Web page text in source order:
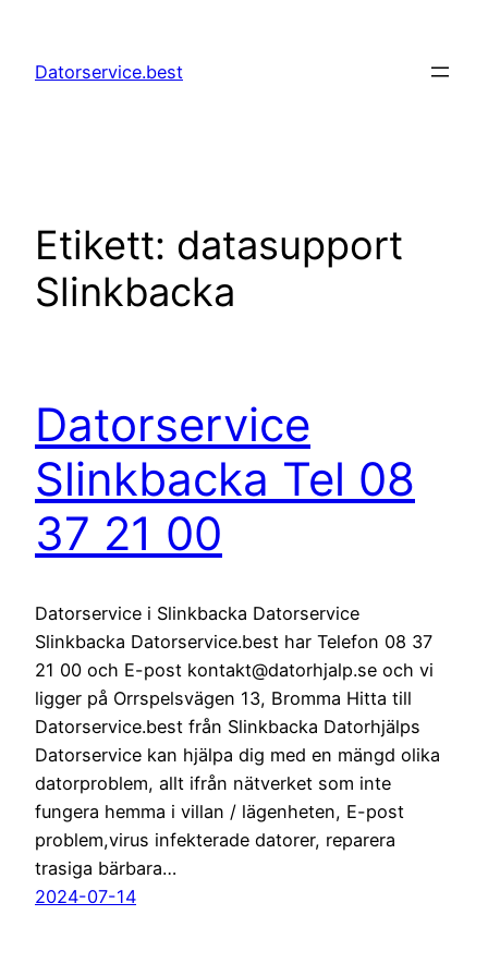
innehåll
Datorservice.best
Etikett: datasupport
Slinkbacka
Datorservice
Slinkbacka Tel 08
37 21 00
Datorservice i Slinkbacka Datorservice
Slinkbacka Datorservice.best har Telefon 08 37
21 00 och E-post kontakt@datorhjalp.se och vi
ligger på Orrspelsvägen 13, Bromma Hitta till
Datorservice.best från Slinkbacka Datorhjälps
Datorservice kan hjälpa dig med en mängd olika
datorproblem, allt ifrån nätverket som inte
fungera hemma i villan / lägenheten, E-post
problem,virus infekterade datorer, reparera
trasiga bärbara…
2024-07-14